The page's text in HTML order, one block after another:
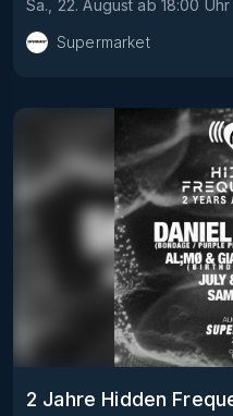
Sa., 22. August ab 18:00 Uhr
Supermarket
2 Jahre Hidden